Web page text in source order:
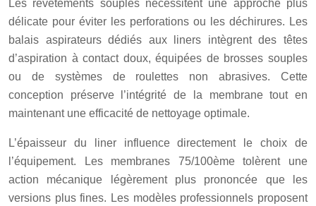
Les revêtements souples nécessitent une approche plus
délicate pour éviter les perforations ou les déchirures. Les
balais aspirateurs dédiés aux liners intègrent des têtes
d’aspiration à contact doux, équipées de brosses souples
ou de systèmes de roulettes non abrasives. Cette
conception préserve l’intégrité de la membrane tout en
maintenant une efficacité de nettoyage optimale.
L’épaisseur du liner influence directement le choix de
l’équipement. Les membranes 75/100ème tolèrent une
action mécanique légèrement plus prononcée que les
versions plus fines. Les modèles professionnels proposent